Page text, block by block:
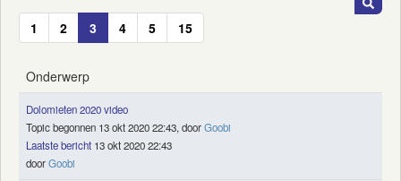
1 2 3 4 5 15
Onderwerp
Dolomieten 2020 video
Topic begonnen 13 okt 2020 22:43, doorGoobi
Laatste bericht 13 okt 2020 22:43
doorGoobi